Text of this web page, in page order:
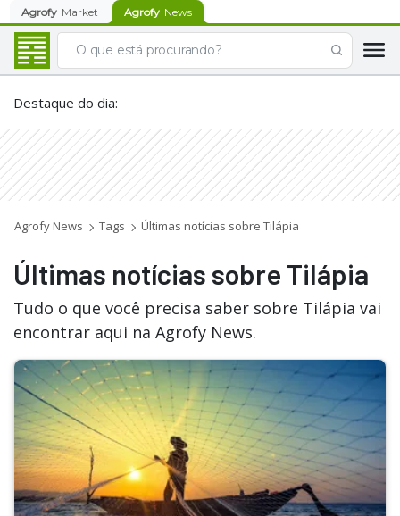
Agrofy Market Agrofy News
Destaque do dia:
Agrofy News Tags Últimas notícias sobre Tilápia
Últimas notícias sobre Tilápia
Tudo o que você precisa saber sobre Tilápia vai
encontrar aqui na Agrofy News.